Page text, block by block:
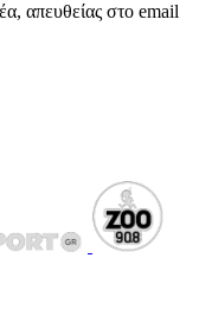
απευθείας στο email